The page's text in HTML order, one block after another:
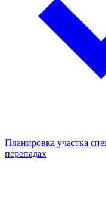
Планировка участка
перепадах